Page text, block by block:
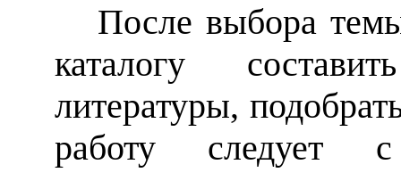
После выбора
каталогу
литературы,
работу следует с